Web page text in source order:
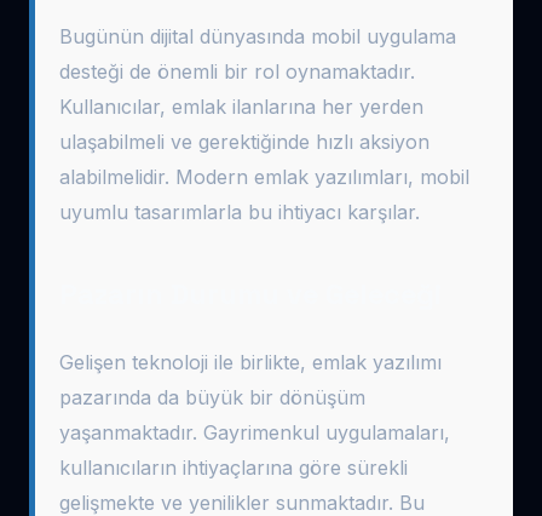
Bugünün dijital dünyasında mobil uygulama
desteği de önemli bir rol oynamaktadır.
Kullanıcılar, emlak ilanlarına her yerden
ulaşabilmeli ve gerektiğinde hızlı aksiyon
alabilmelidir. Modern emlak yazılımları, mobil
uyumlu tasarımlarla bu ihtiyacı karşılar.
Gelişen teknoloji ile birlikte, emlak yazılımı
pazarında da büyük bir dönüşüm
yaşanmaktadır. Gayrimenkul uygulamaları,
kullanıcıların ihtiyaçlarına göre sürekli
gelişmekte ve yenilikler sunmaktadır. Bu